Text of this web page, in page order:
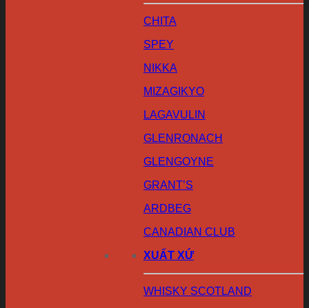
CHITA
SPEY
NIKKA
MIZAGIKYO
LAGAVULIN
GLENRONACH
GLENGOYNE
GRANT’S
ARDBEG
CANADIAN CLUB
XUẤT XỨ
WHISKY SCOTLAND